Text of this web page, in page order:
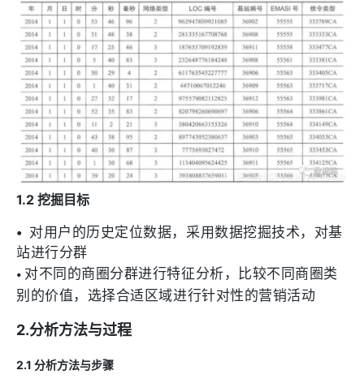
1.2 挖掘目标
• 对用户的历史定位数据，采用数据挖掘技术，对基
站进行分群
• 对不同的商圈分群进行特征分析，比较不同商圈类
别的价值，选择合适区域进行针对性的营销活动
2.分析方法与过程
2.1 分析方法与步骤